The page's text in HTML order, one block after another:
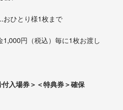
おひとり様1枚まで
円（税込）毎に1枚お渡し
入場券＞＜特典券＞確保